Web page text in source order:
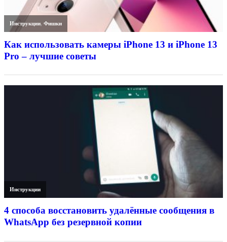
Инструкции,Фишки
Как использовать камеры iPhone 13 и iPhone 13
Pro – лучшие советы
Инструкции
4 способа восстановить удалённые сообщения в
WhatsApp без резервной копии